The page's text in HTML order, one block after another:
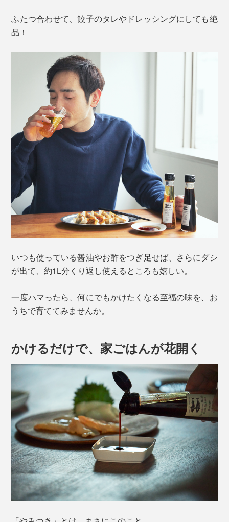
ふたつ合わせて、餃子のタレやドレッシングにしても絶
品！
いつも使っている醤油やお酢をつぎ足せば、さらにダシ
が出て、約1L分くり返し使えるところも嬉しい。
一度ハマったら、何にでもかけたくなる至福の味を、お
うちで育ててみませんか。
かけるだけで、家ごはんが花開く